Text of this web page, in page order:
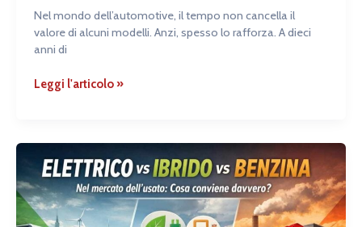
Nel mondo dell’automotive, il tempo non cancella il
valore di alcuni modelli. Anzi, spesso lo rafforza. A dieci
anni di
Leggi l'articolo »
vs
ibrido
vs
benzina